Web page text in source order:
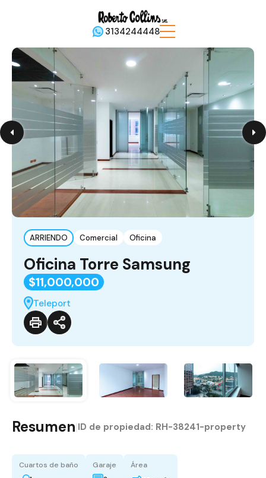
3134244448
ARRIENDO Comercial Oficina
Oficina Torre Samsung
$11,000,000
Teleport
Resumen ID de propiedad: RH-38241-property
Cuartos de baño
Garaje
Área